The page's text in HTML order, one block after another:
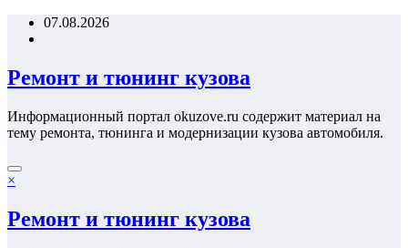
Перейти07.08.2026
Ремонт и тюнинг кузова
Информационный портал okuzove.ru содержит материал на
тему ремонта, тюнинга и модернизации кузова автомобиля.
×
Ремонт и тюнинг кузова